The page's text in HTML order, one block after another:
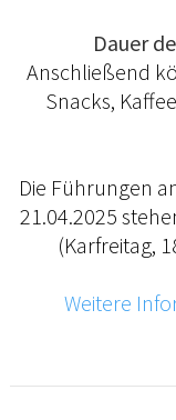
Dauer
Anschließend
Snacks,
Die Führungen
21.04.2025
(Karfreitag,
Weitere